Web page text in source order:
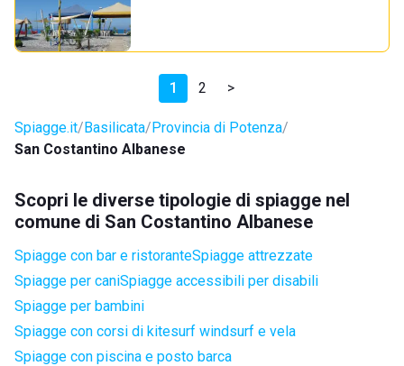
1 2 >
Spiagge.it Basilicata Provincia di Potenza
San Costantino Albanese
Scopri le diverse tipologie di spiagge nel
comune di San Costantino Albanese
Spiagge con bar e ristoranteSpiagge attrezzate
Spiagge per caniSpiagge accessibili per disabili
Spiagge per bambini
Spiagge con corsi di kitesurf windsurf e vela
Spiagge con piscina e posto barca